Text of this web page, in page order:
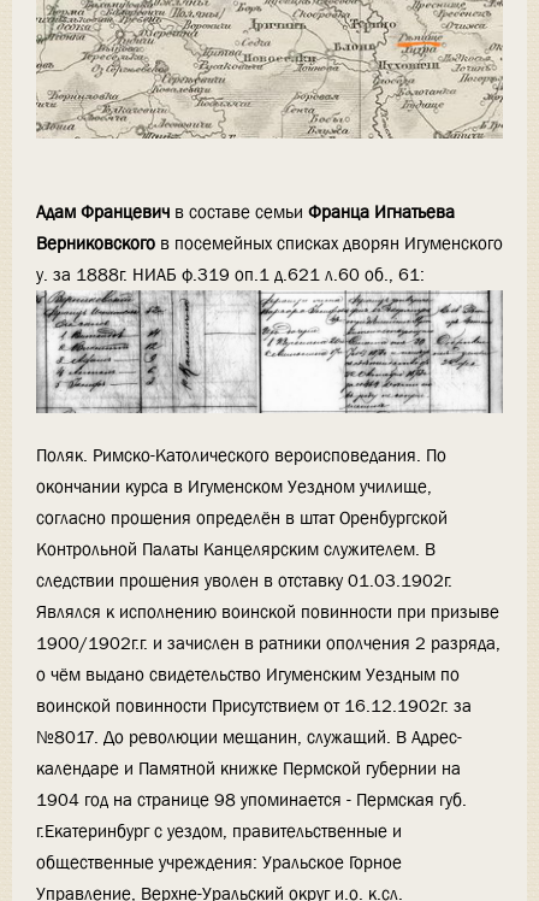
Адам Францевич в составе семьи Франца Игнатьева
Верниковского в посемейных списках дворян Игуменского
у. за 1888г. НИАБ ф.319 оп.1 д.621 л.60 об., 61:
Поляк. Римско-Католического вероисповедания. По
окончании курса в Игуменском Уездном училище,
согласно прошения определён в штат Оренбургской
Контрольной Палаты Канцелярским служителем. В
следствии прошения уволен в отставку 01.03.1902г.
Являлся к исполнению воинской повинности при призыве
1900/1902г.г. и зачислен в ратники ополчения 2 разряда,
о чём выдано свидетельство Игуменским Уездным по
воинской повинности Присутствием от 16.12.1902г. за
№8017. До революции мещанин, служащий. В Адрес-
календаре и Памятной книжке Пермской губернии на
1904 год на странице 98 упоминается - Пермская губ.
г.Екатеринбург с уездом, правительственные и
общественные учреждения: Уральское Горное
Управление, Верхне-Уральский округ и.о. к.сл.